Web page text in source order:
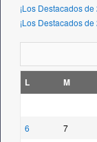
¡Los Destacados
¡Los Destacados
L M
6
7